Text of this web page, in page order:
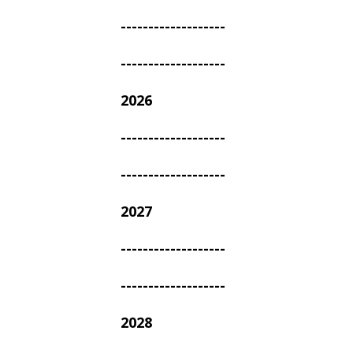
-------------------
-------------------
2026
-------------------
-------------------
2027
-------------------
-------------------
2028